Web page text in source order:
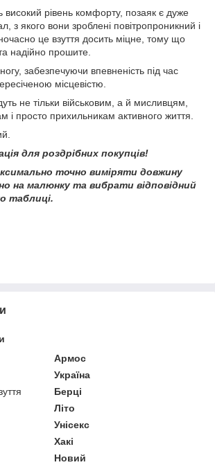
високий рівень комфорту, позаяк є дуже
з якого вони зроблені повітропроникний і
це взуття досить міцне, тому що
надійно прошите.
забезпечуючи впевненість під час
місцевістю.
не тільки військовим, а й мисливцям,
і просто прихильникам активного життя.
для роздрібних покупців!
точно виміряти довжину
на малюнку та вибрати відповідний
таблиці.
Армос
Україна
Берці
Літо
Унісекс
Хакі
Новий